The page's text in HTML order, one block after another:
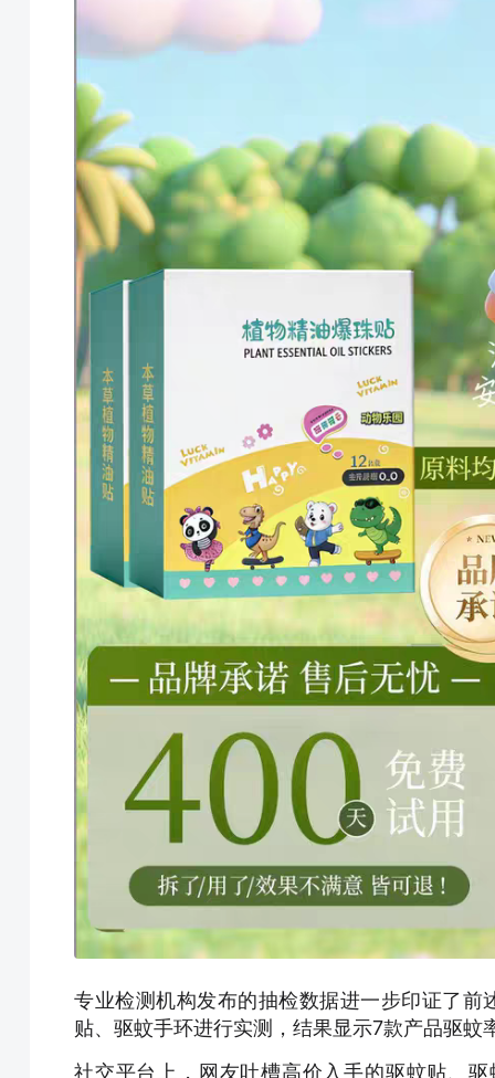
专业检测机构发布的抽检数据进一步印证了
贴、驱蚊手环进行实测，结果显示7款产品驱
社交平台上，网友吐槽高价入手的驱蚊贴、